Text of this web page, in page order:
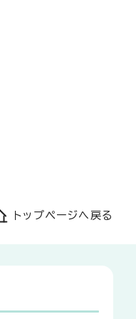
トップページへ戻る